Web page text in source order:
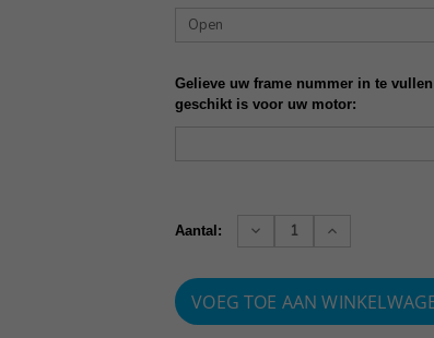
Gelieve uw frame nummer in te
geschikt is voor uw motor:
voorraad:
Aantal:
Verhoog
Verlaag